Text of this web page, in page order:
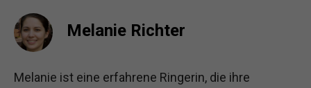
Melanie Richter
Melanie ist eine erfahrene Ringerin, die ihre